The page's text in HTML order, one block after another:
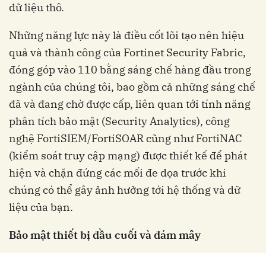
dữ liệu thô.
Những năng lực này là điều cốt lõi tạo nên hiệu
quả và thành công của Fortinet Security Fabric,
đóng góp vào 110 bằng sáng chế hàng đầu trong
ngành của chúng tôi, bao gồm cả những sáng chế
đã và đang chờ được cấp, liên quan tới tính năng
phân tích bảo mật (Security Analytics), công
nghệ FortiSIEM/FortiSOAR cũng như FortiNAC
(kiểm soát truy cập mạng) được thiết kế để phát
hiện và chặn đứng các mối đe dọa trước khi
chúng có thể gây ảnh hưởng tới hệ thống và dữ
liệu của bạn.
Bảo mật thiết bị đầu cuối và đám mây